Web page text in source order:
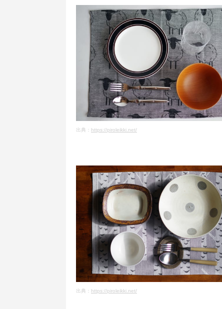
出典： https://piroleikki.net/
出典： https://piroleikki.net/